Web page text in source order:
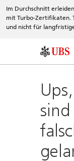
Im Durchschnitt
mit Turbo-Zertifikaten.
und nicht für
sind